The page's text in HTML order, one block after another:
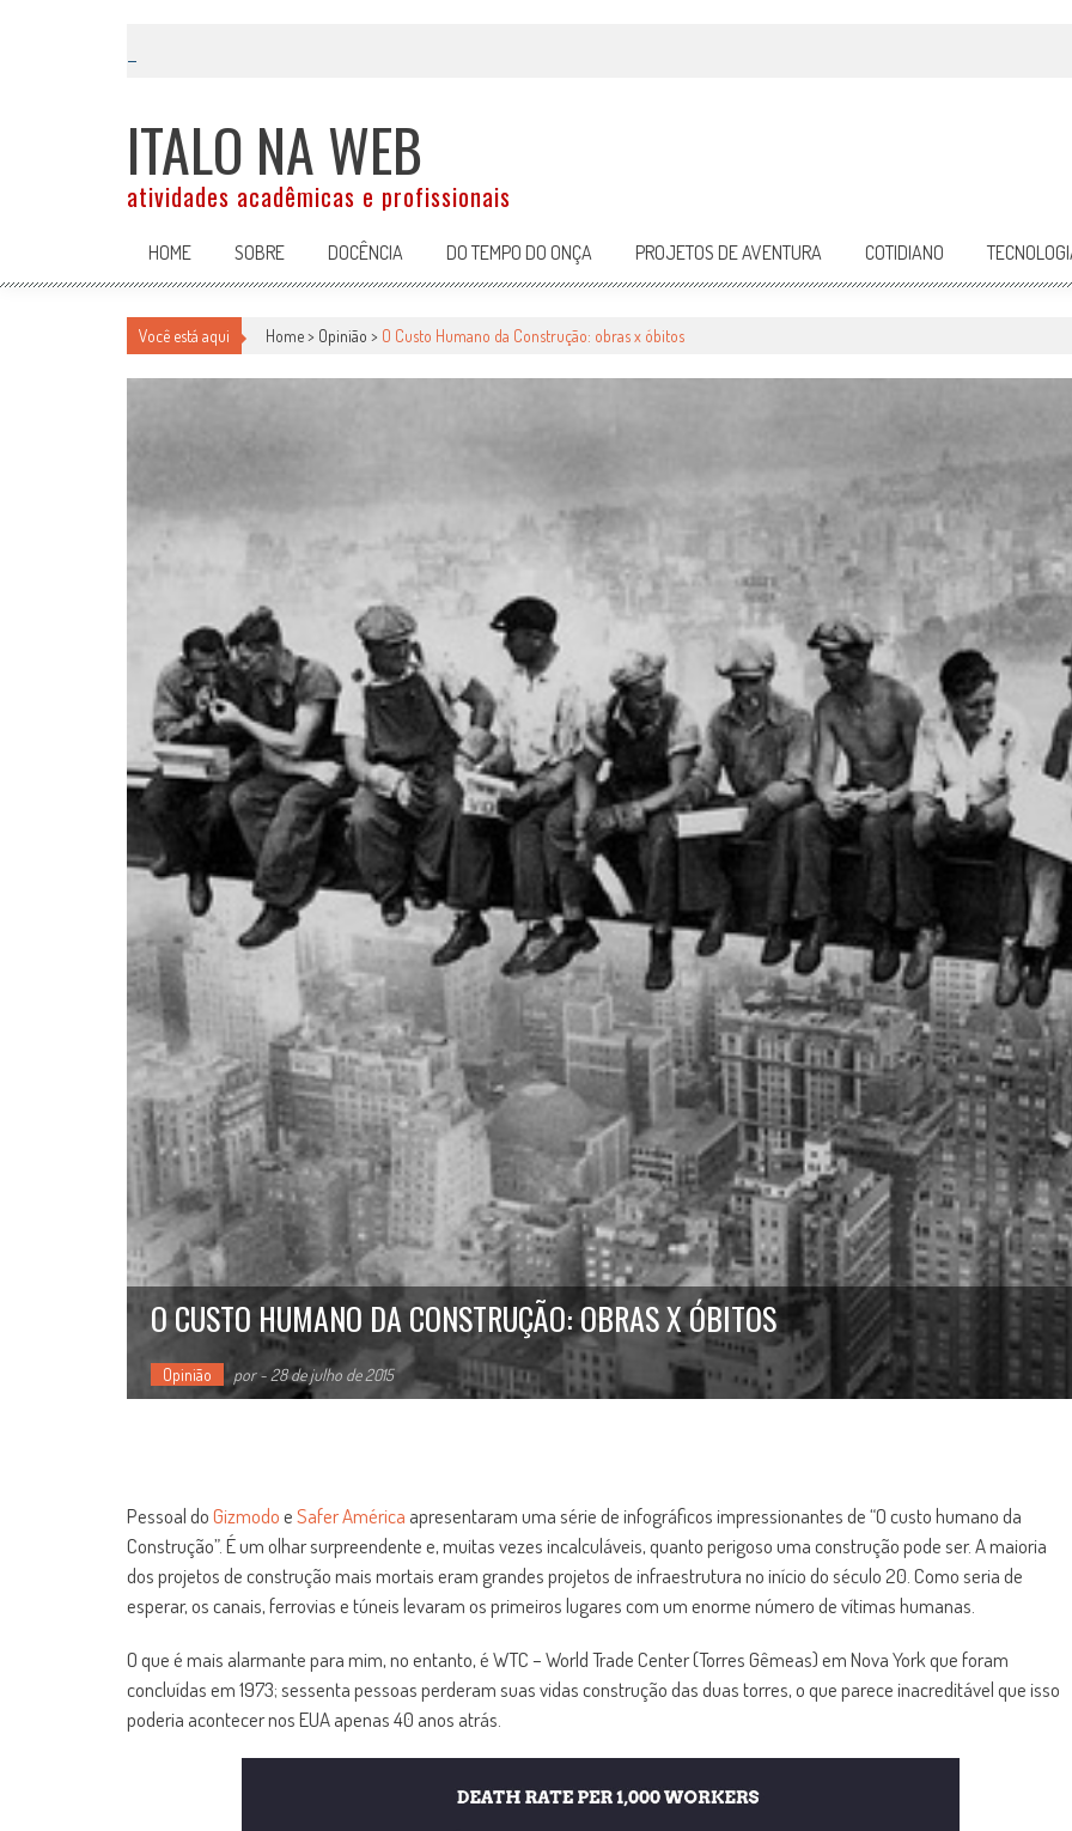
ITALO NA WEB
atividades acadêmicas e profissionais
HOME SOBRE DOCÊNCIA DO TEMPO DO ONÇA PROJETOS DE AVENTURA COTIDIANO
Você está aqui Home > Opinião > O Custo Humano da Construção: obras x óbitos
O CUSTO HUMANO DA CONSTRUÇÃO: OBRAS X ÓBITOS
Opinião por-28 de julho de 2015
Pessoal doGizmodoeSafer América apresentaram uma série de infográficos impressionantes de “O custo humano da
Construção”. É um olhar surpreendente e, muitas vezes incalculáveis, quanto perigoso uma construção pode ser. A maioria
dos projetos de construção mais mortais eram grandes projetos de infraestrutura no início do século 20. Como seria de
esperar, os canais, ferrovias e túneis levaram os primeiros lugares com um enorme número de vítimas humanas.
O que é mais alarmante para mim, no entanto, é WTC – World Trade Center (Torres Gêmeas) em Nova York que foram
concluídas em 1973; sessenta pessoas perderam suas vidas construção das duas torres, o que parece inacreditável que isso
poderia acontecer nos EUA apenas 40 anos atrás.